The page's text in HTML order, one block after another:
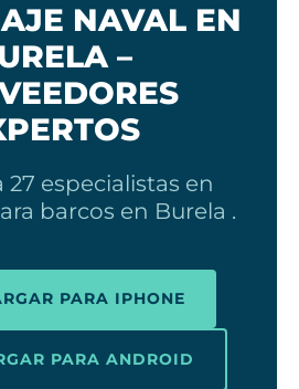
NAVAL EN
–
27 especialistas en
barcos en Burela .
PARA IPHONE
PARA ANDROID